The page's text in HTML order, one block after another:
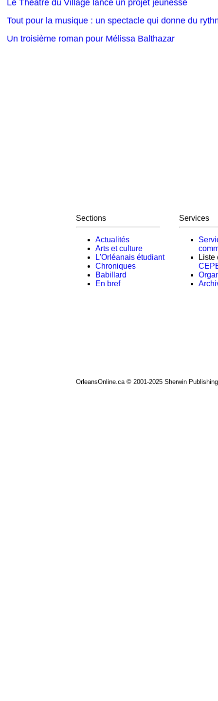
Le Théâtre du Village lance un projet jeunesse
Tout pour la musique : un spectacle qui donne du
Un troisième roman pour Mélissa Balthazar
Sections
Actualités
Arts et culture
L'Orléanais étudiant
Chroniques
Babillard
En bref
Services
Liste
OrleansOnline.ca © 2001-2025 Sherwin Publishing